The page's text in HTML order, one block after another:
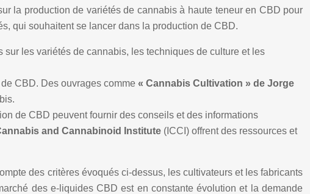
la production de variétés de cannabis à haute teneur en CBD pour
qui souhaitent se lancer dans la production de CBD.
sur les variétés de cannabis, les techniques de culture et les
CBD. Des ouvrages comme « Cannabis Cultivation » de Jorge
de CBD peuvent fournir des conseils et des informations
and Cannabinoid Institute (ICCI) offrent des ressources et
des critères évoqués ci-dessus, les cultivateurs et les fabricants
des e-liquides CBD est en constante évolution et la demande